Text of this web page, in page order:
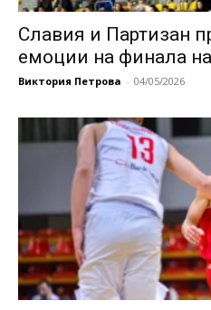
Славия и Партизан
емоции на финала на
Виктория Петрова - 04/05/2026